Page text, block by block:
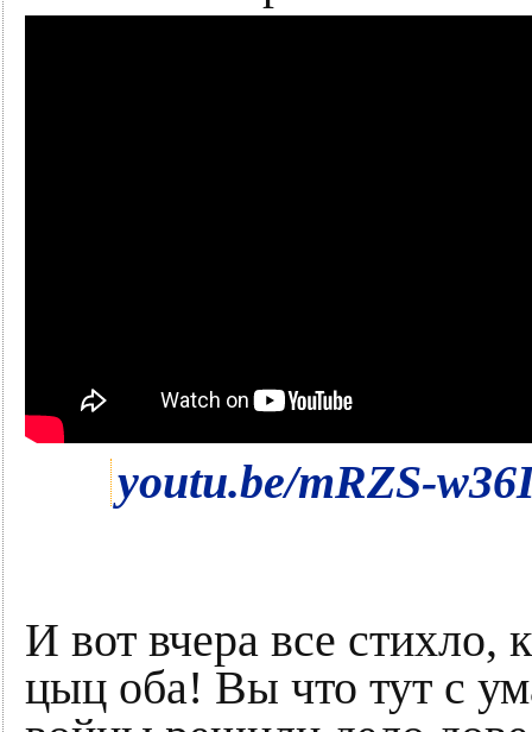
youtu.be/mRZS-
И вот вчера все стихло,
цыц оба! Вы что тут с